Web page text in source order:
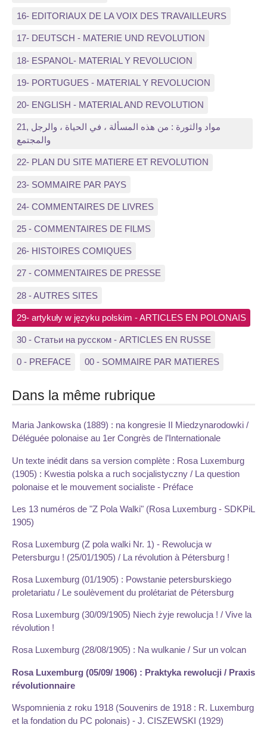
16- EDITORIAUX DE LA VOIX DES TRAVAILLEURS
17- DEUTSCH - MATERIE UND REVOLUTION
18- ESPANOL- MATERIAL Y REVOLUCION
19- PORTUGUES - MATERIAL Y REVOLUCION
20- ENGLISH - MATERIAL AND REVOLUTION
21, مواد والثورة : من هذه المسألة ، في الحياة ، والرجل
والمجتمع
22- PLAN DU SITE MATIERE ET REVOLUTION
23- SOMMAIRE PAR PAYS
24- COMMENTAIRES DE LIVRES
25 - COMMENTAIRES DE FILMS
26- HISTOIRES COMIQUES
27 - COMMENTAIRES DE PRESSE
28 - AUTRES SITES
29- artykuły w języku polskim - ARTICLES EN POLONAIS
30 - Статьи на русском - ARTICLES EN RUSSE
0 - PREFACE 00 - SOMMAIRE PAR MATIERES
Dans la même rubrique
Maria Jankowska (1889) : na kongresie II Miedzynarodowki /
Déléguée polonaise au 1er Congrès de l’Internationale
Un texte inédit dans sa version complète : Rosa Luxemburg
(1905) : Kwestia polska a ruch socjalistyczny / La question
polonaise et le mouvement socialiste - Préface
Les 13 numéros de "Z Pola Walki" (Rosa Luxemburg - SDKPiL
1905)
Rosa Luxemburg (Z pola walki Nr. 1) - Rewolucja w
Petersburgu ! (25/01/1905) / La révolution à Pétersburg !
Rosa Luxemburg (01/1905) : Powstanie petersburskiego
proletariatu / Le soulèvement du prolétariat de Pétersburg
Rosa Luxemburg (30/09/1905) Niech żyje rewolucja ! / Vive la
révolution !
Rosa Luxemburg (28/08/1905) : Na wulkanie / Sur un volcan
Rosa Luxemburg (05/09/ 1906) : Praktyka rewolucji / Praxis
révolutionnaire
Wspomnienia z roku 1918 (Souvenirs de 1918 : R. Luxemburg
et la fondation du PC polonais) - J. CISZEWSKI (1929)